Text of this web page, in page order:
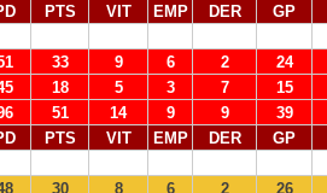
PTS VIT EMP DER GP
33 9 6 2 24
18 5 3 7 15
51 14 9 9 39
PTS VIT EMP DER GP
30 8 6 2 26